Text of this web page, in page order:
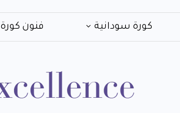
كورة سودانية فنون كورة